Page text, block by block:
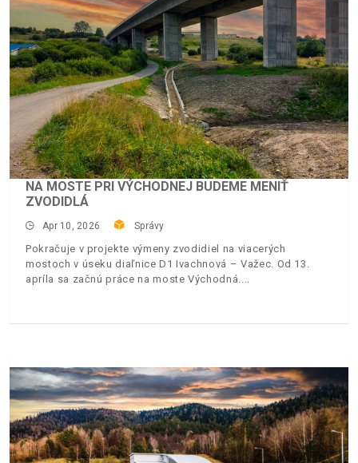
NA MOSTE PRI VÝCHODNEJ BUDEME MENIŤ
ZVODIDLÁ
Apr 10, 2026 Správy
Pokračuje v projekte výmeny zvodidiel na viacerých
mostoch v úseku diaľnice D1 Ivachnová – Važec. Od 13.
apríla sa začnú práce na moste Východná.